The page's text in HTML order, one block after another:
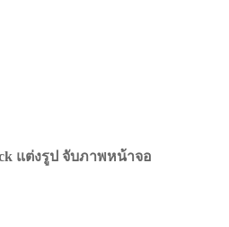
แต่งรูป จับภาพหน้าจอ